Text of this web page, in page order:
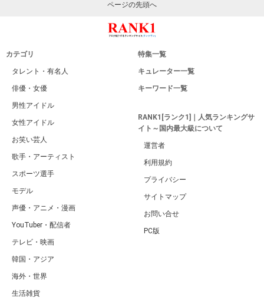
ページの先頭へ
カテゴリ
タレント・有名人
俳優・女優
男性アイドル
女性アイドル
お笑い芸人
歌手・アーティスト
スポーツ選手
モデル
声優・アニメ・漫画
YouTuber・配信者
テレビ・映画
韓国・アジア
海外・世界
生活雑貨
特集一覧
キュレーター一覧
キーワード一覧
RANK1[ランク1]｜人気ランキングサ
イト～国内最大級について
運営者
利用規約
プライバシー
サイトマップ
お問い合せ
PC版